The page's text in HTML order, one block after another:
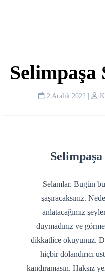
Selimpaşa
2 Aralık 2022 |
Selimpaşa
Selamlar. Bugün
şaşıracaksınız.
anlatacağımız
duymadınız ve
dikkatlice okuyunuz.
hiçbir dolandırıcı
kandıramasın. Haksız